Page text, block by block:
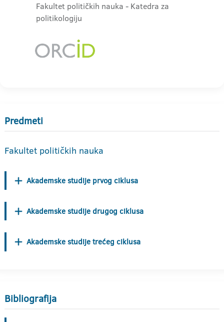
Fakultet političkih nauka - Katedra za
politikologiju
Predmeti
Fakultet političkih nauka
Akademske studije prvog ciklusa
Akademske studije drugog ciklusa
Akademske studije trećeg ciklusa
Bibliografija